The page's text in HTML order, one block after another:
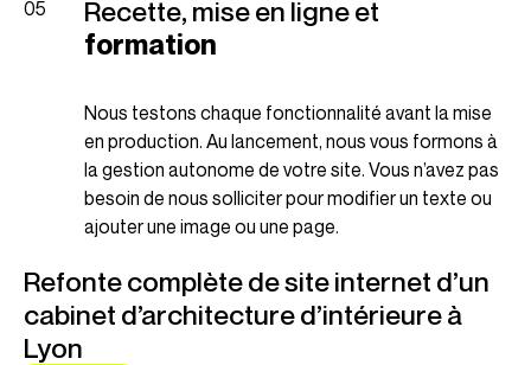
Recette, mise en ligne et
formation
Nous testons chaque fonctionnalité avant la mise
en production. Au lancement, nous vous formons à
la gestion autonome de votre site. Vous n’avez pas
besoin de nous solliciter pour modifier un texte ou
ajouter une image ou une page.
Refonte complète de site internet d’un
cabinet d’architecture d’intérieure à
Lyon